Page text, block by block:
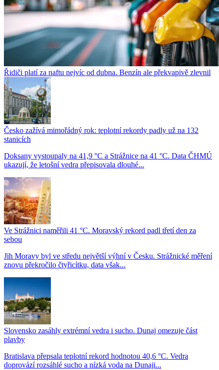
Řidiči platí za naftu nejvíc od dubna. Benzín ale překvapivě zlevnil
Česko zažívá mimořádný rok: teplotní rekordy padly už na 132
stanicích
Doksany vystoupaly na 41,9 °C a Strážnice na 41 °C. Data ČHMÚ
ukazují, že letošní vedra přepisovala dlouhé...
Ve Strážnici naměřili 41 °C. Moravský rekord padl třetí den za
sebou
Jih Moravy byl ve středu největší výhní v Česku. Strážnické měření
znovu překročilo čtyřicítku, data však...
Slovensko zasáhly extrémní vedra i sucho. Dunaj omezuje část
plavby
Bratislava přepsala teplotní rekord hodnotou 40,6 °C. Vedra
doprovází rozsáhlé sucho a nízká voda na Dunaji...